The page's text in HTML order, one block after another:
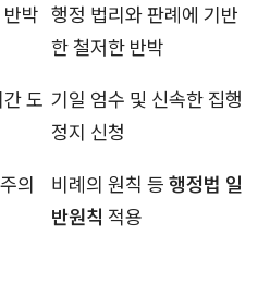
박 행정 법리와 판례에 기반
한 철저한 반박
도 기일 엄수 및 신속한 집행
정지 신청
의
비례의 원칙 등 행정법 일
반원칙 적용